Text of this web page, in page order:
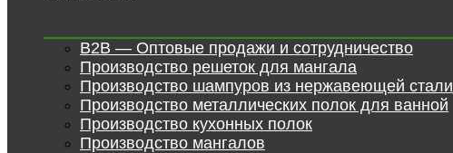
B2B — Оптовые продажи и сотрудничество
Производство решеток для мангала
Производство шампуров из нержавеющей стали
Производство металлических полок для ванной
Производство кухонных полок
Производство мангалов